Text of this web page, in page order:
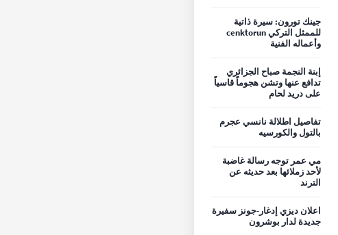
جينك تورون: سيرة ذاتية
للممثل التركي cenktorun
وأعماله الفنية
إبنة النجمة صباح الجزائري
تدافع عنها وتشن هجوماً قاسياً
على دريد لحام
تفاصيل اطلالة نانسي عجرم
بالتول والكورسيه
مي عمر توجه رسالة غاضبة
لأحد زملائها بعد حديثه عن
الترند
اعلان ديزي إدغار-جونز سفيرة
جديدة لدار بوشرون